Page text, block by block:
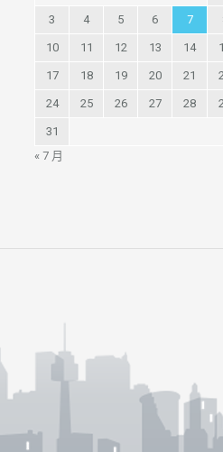
3 4 5 6 7
10 11 12 13 14
17 18 19 20 21
24 25 26 27 28
31
« 7 月